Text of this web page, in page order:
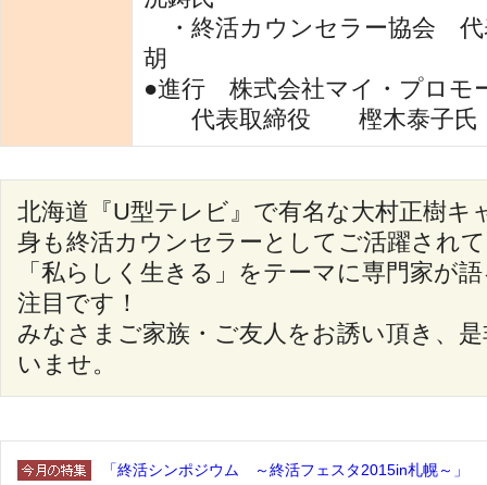
・終活カウンセラー協会
胡
●進行 株式会社マイ・プロモ
代表取締役 樫木泰子
北海道『U型テレビ』で有名な大村正樹キ
身も終活カウンセラーとしてご活躍され
「私らしく生きる」をテーマに専門家が
注目です！
みなさまご家族・ご友人をお誘い頂き、
いませ。
「終活シンポジウム ～終活フェスタ2015in札幌～」